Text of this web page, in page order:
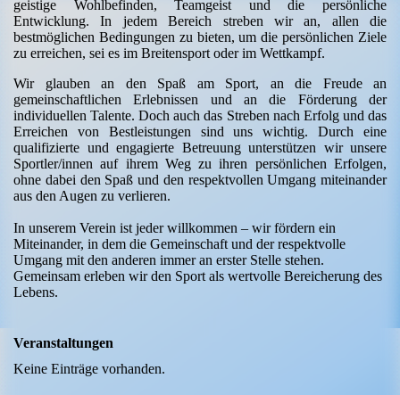
geistige Wohlbefinden, Teamgeist und die persönliche
Entwicklung. In jedem Bereich streben wir an, allen die
bestmöglichen Bedingungen zu bieten, um die persönlichen Ziele
zu erreichen, sei es im Breitensport oder im Wettkampf.
Wir glauben an den Spaß am Sport, an die Freude an
gemeinschaftlichen Erlebnissen und an die Förderung der
individuellen Talente. Doch auch das Streben nach Erfolg und das
Erreichen von Bestleistungen sind uns wichtig. Durch eine
qualifizierte und engagierte Betreuung unterstützen wir unsere
Sportler/innen auf ihrem Weg zu ihren persönlichen Erfolgen,
ohne dabei den Spaß und den respektvollen Umgang miteinander
aus den Augen zu verlieren.
In unserem Verein ist jeder willkommen – wir fördern ein
Miteinander, in dem die Gemeinschaft und der respektvolle
Umgang mit den anderen immer an erster Stelle stehen.
Gemeinsam erleben wir den Sport als wertvolle Bereicherung des
Lebens.
Veranstaltungen
Keine Einträge vorhanden.